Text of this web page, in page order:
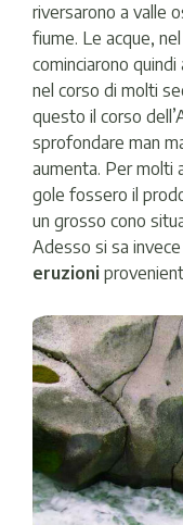
riversarono a valle
fiume. Le acque,
cominciarono quindi
nel corso di molti
questo il corso
sprofondare man
aumenta. Per molti
gole fossero il
un grosso cono
Adesso si sa
eruzioni